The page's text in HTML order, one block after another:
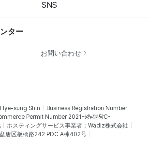
SNS
ター
お問い合わせ
Hye-sung Shin
Business Registration Number
Permit Number 2021-성남분당C-
ホスティングサービス事業者：Wadiz株式会社
唐区板橋路242 PDC A棟402号